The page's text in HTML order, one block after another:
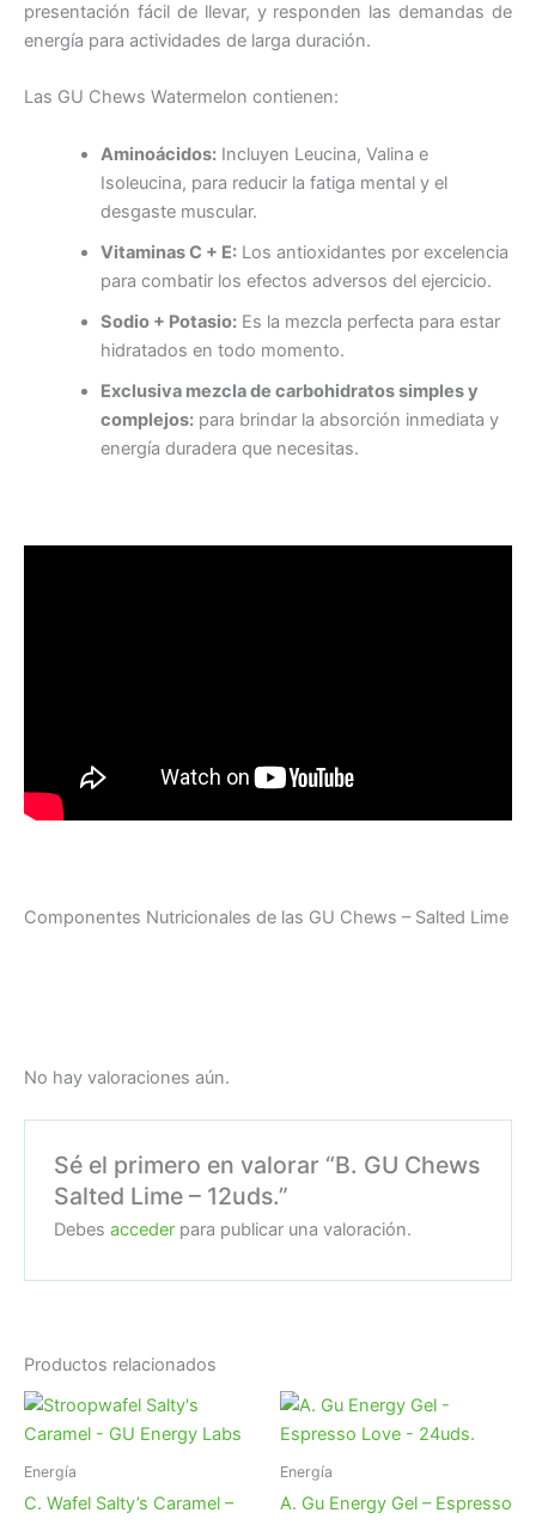
presentación fácil de llevar, y responden las demandas de
energía para actividades de larga duración.
Las GU Chews Watermelon contienen:
Aminoácidos:Incluyen Leucina, Valina e
Isoleucina, para reducir la fatiga mental y el
desgaste muscular.
Vitaminas C + E:Los antioxidantes por excelencia
para combatir los efectos adversos del ejercicio.
Sodio + Potasio:Es la mezcla perfecta para estar
hidratados en todo momento.
Exclusiva mezcla de carbohidratos simples y
complejos:para brindar la absorción inmediata y
energía duradera que necesitas.
Componentes Nutricionales de las GU Chews – Salted Lime
No hay valoraciones aún.
Sé el primero en valorar “B. GU Chews
Salted Lime – 12uds.”
Debesacceder para publicar una valoración.
Productos relacionados
Energía
C. Wafel Salty’s Caramel –
Energía
A. Gu Energy Gel – Espresso